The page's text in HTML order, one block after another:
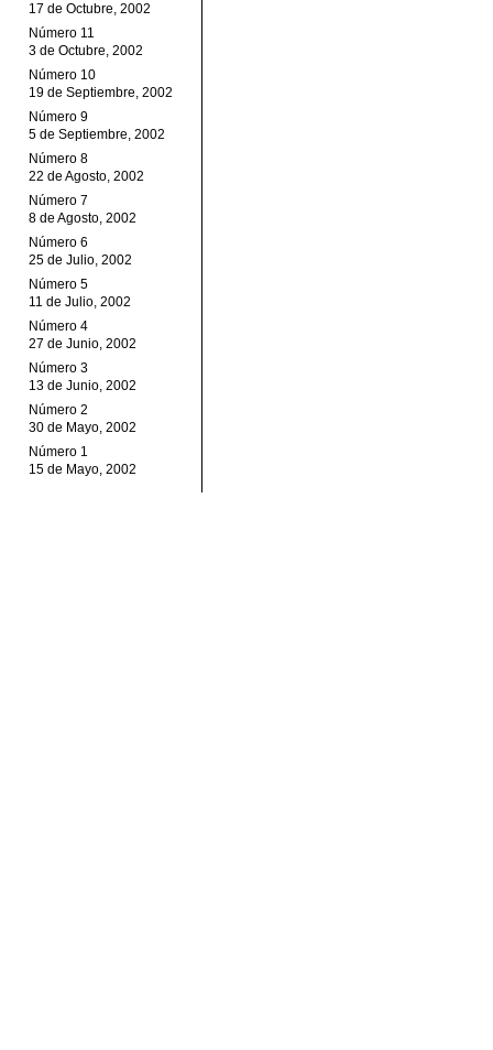
17 de Octubre, 2002
Número 11
3 de Octubre, 2002
Número 10
19 de Septiembre, 2002
Número 9
5 de Septiembre, 2002
Número 8
22 de Agosto, 2002
Número 7
8 de Agosto, 2002
Número 6
25 de Julio, 2002
Número 5
11 de Julio, 2002
Número 4
27 de Junio, 2002
Número 3
13 de Junio, 2002
Número 2
30 de Mayo, 2002
Número 1
15 de Mayo, 2002